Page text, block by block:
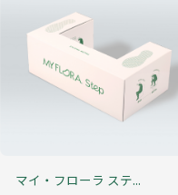
マイ・フローラ ステ...